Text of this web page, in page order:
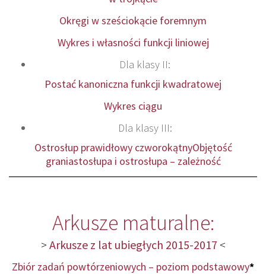
Okręgi w sześciokącie foremnym
Wykres i własności funkcji liniowej
Dla klasy II:
Postać kanoniczna funkcji kwadratowej
Wykres ciągu
Dla klasy III:
Ostrosłup prawidłowy czworokątnyObjętość
graniastosłupa i ostrosłupa – zależność
Arkusze maturalne:
> Arkusze z lat ubiegłych 2015-2017 <
Zbiór zadań powtórzeniowych – poziom podstawowy*